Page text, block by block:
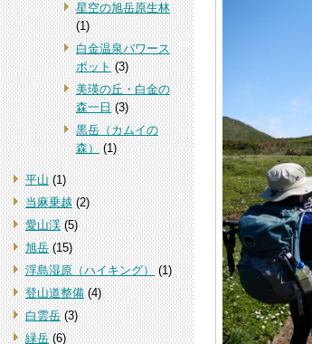
星空の旭岳原生林
(1)
白金温泉パワース
ポット(3)
美瑛の丘・白金の
森一日(3)
黒岳（カムイの
森）(1)
平山(1)
当麻乗越(2)
愛山渓(5)
旭岳(15)
浮島湿原（ハイキング）(1)
登山道整備(4)
白雲岳(3)
緑岳(6)